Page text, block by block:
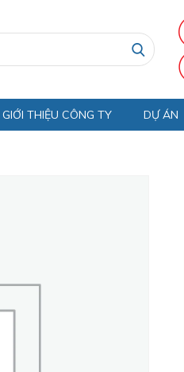
GIỚI THIỆU CÔNG TY DỰ ÁN